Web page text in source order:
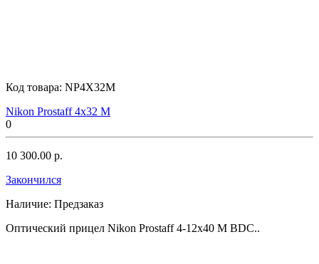
Код товара: NP4X32M
Nikon Prostaff 4x32 M
0
10 300.00 р.
Закончился
Наличие: Предзаказ
Оптический прицел Nikon Prostaff 4-12x40 M BDC..